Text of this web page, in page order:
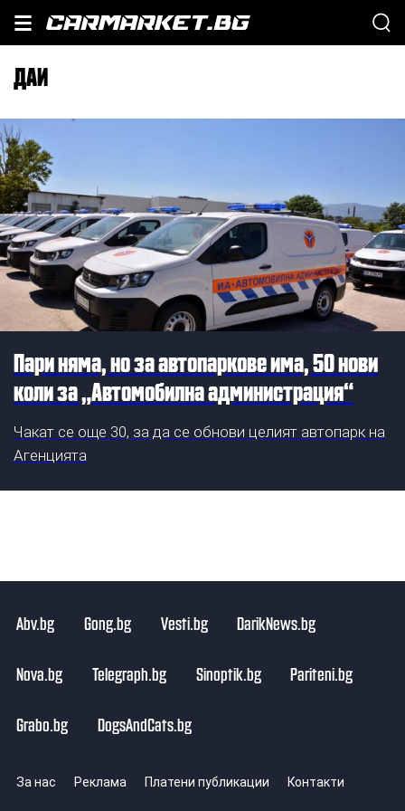
ДАИ
Пари няма, но за автопаркове има, 50 нови
коли за „Автомобилна администрация“
Чакат се още 30, за да се обнови целият автопарк на
Агенцията
Abv.bg Gong.bg Vesti.bg DarikNews.bg
Nova.bg Telegraph.bg Sinoptik.bg Pariteni.bg
Grabo.bg DogsAndCats.bg
За нас Реклама Платени публикации Контакти